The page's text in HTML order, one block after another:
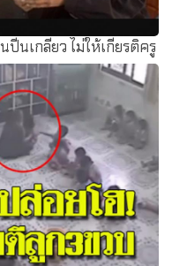
ปีนเกลียว ไม่ให้เกียรติครู